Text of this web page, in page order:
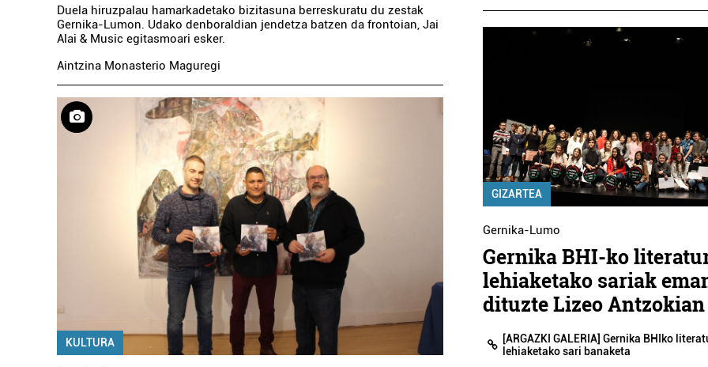
Duela hiruzpalau hamarkadetako bizitasuna berreskuratu du zestak
Gernika-Lumon. Udako denboraldian jendetza batzen da frontoian, Jai
Alai & Music egitasmoari esker.
Aintzina Monasterio Maguregi
KULTURA
GIZARTEA
Gernika-Lumo
Gernika BHI-ko
lehiaketako sariak
dituzte Lizeo Antzokian
[ARGAZKI GALERIA] Gernika BHIko
lehiaketako sari banaketa